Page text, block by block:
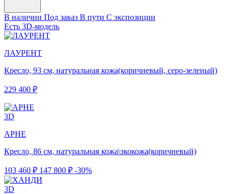
В наличии Под заказ В пути С экспозиции
Есть 3D-модель
ЛАУРЕНТ
Кресло, 93 см, натуральная кожа(коричневый, серо-зеленый)
229 400 ₽
3D
АРНЕ
Кресло, 86 см, натуральная кожа\экокожа(коричневый)
103 460 ₽ 147 800 ₽ -30%
3D